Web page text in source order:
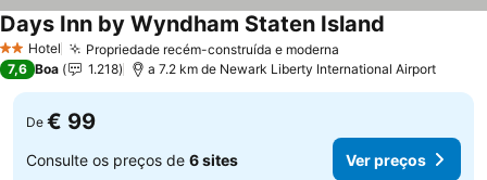
2 Estrelas
Hotel Propriedade recém-construída e moderna
Days Inn by Wyndham Staten Island
7,6 Boa 1.218 a 7.2 km de Newark Liberty International Airport
De € 99
Consulte os preços de 6 sites Ver preços